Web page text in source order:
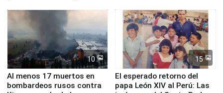
Fenómeno El Niño
de Chile
10
Al menos 17 muertos en
bombardeos rusos contra
15
El esperado retorno del
papa León XIV al Perú: Las